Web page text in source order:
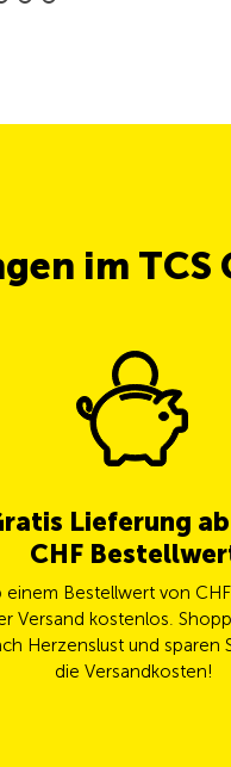
im TCS
Lieferung
CHF
einem Bestellwert von
Versand kostenlos.
Herzenslust und sparen
die Versandkosten!